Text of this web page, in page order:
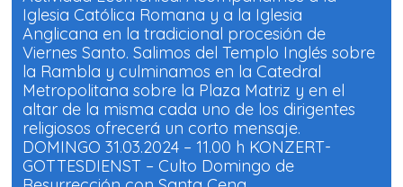
(
S
e
a
b
r
e
e
n
u
n
a
v
e
n
t
a
(
S
e
a
b
r
e
e
n
u
n
a
v
e
n
t
a
Iglesia Católica Romana y a la Iglesia
Anglicana en la tradicional procesión de
Viernes Santo. Salimos del Templo Inglés sobre
la Rambla y culminamos en la Catedral
Metropolitana sobre la Plaza Matriz y en el
altar de la misma cada uno de los dirigentes
religiosos ofrecerá un corto mensaje.
DOMINGO 31.03.2024 – 11.00 h KONZERT-
GOTTESDIENST – Culto Domingo de